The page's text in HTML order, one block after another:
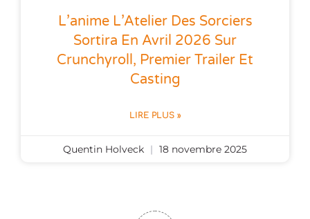
L’anime L’Atelier Des Sorciers
Sortira En Avril 2026 Sur
Crunchyroll, Premier Trailer Et
Casting
LIRE PLUS »
Quentin Holveck 18 novembre 2025